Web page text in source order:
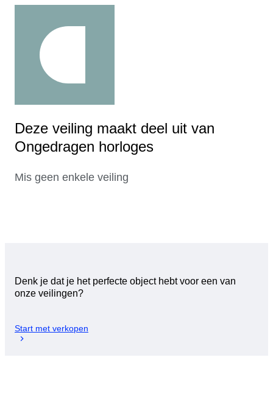
Deze veiling maakt deel uit van
Ongedragen horloges
Mis geen enkele veiling
Denk je dat je het perfecte object hebt voor een van
onze veilingen?
Start met verkopen